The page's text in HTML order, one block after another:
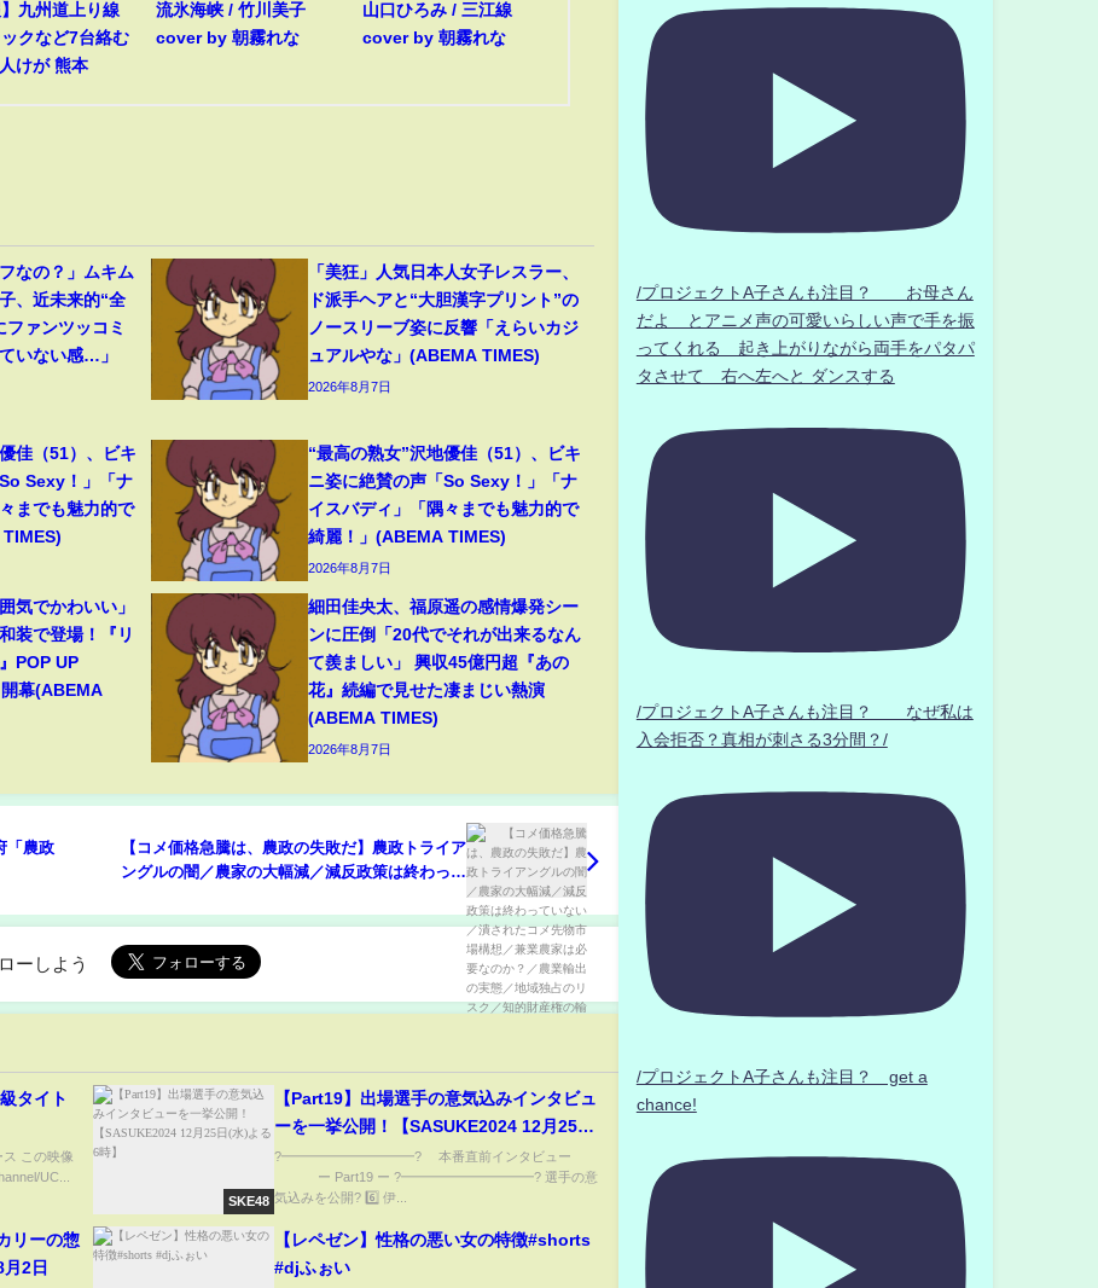
】九州道上り線
クなど7台絡む
けが 熊本
流氷海峡 / 竹川美子
cover by 朝霧れな
山口ひろみ / 三江線
cover by 朝霧れな
なの？」ムキム
、近未来的“全
ファンツッコミ
いない感…」
「美狂」人気日本人女子レスラー、
ド派手ヘアと“大胆漢字プリント”の
ノースリーブ姿に反響「えらいカジ
ュアルやな」(ABEMA TIMES)
2026年8月7日
佳（51）、ビキ
Sexy！」「ナ
までも魅力的で
“最高の熟女”沢地優佳（51）、ビキ
ニ姿に絶賛の声「So Sexy！」「ナ
イスバディ」「隅々までも魅力的で
綺麗！」(ABEMA TIMES)
2026年8月7日
気でかわいい」
装で登場！『リ
POP UP
幕(ABEMA
細田佳央太、福原遥の感情爆発シー
ンに圧倒「20代でそれが出来るなん
て羨ましい」 興収45億円超『あの
花』続編で見せた凄まじい熱演
(ABEMA TIMES)
2026年8月7日
「農政
【コメ価格急騰は、農政の失敗だ】農政トライア
ングルの闇／農家の大幅減／減反政策は終わって
ーしよう
タイト
この映像
UC...
SKE48
【Part19】出場選手の意気込みインタビュ
ーを一挙公開！【SASUKE2024 12月25日
(水)よる6時】
?━━━━━━━━━━? 本番直前インタビュー
ー Part19 ー ?━━━━━━━━━━? 選手の意
気込みを公開? 6️⃣ 伊...
リーの惣
2日
【レペゼン】性格の悪い女の特徴#shorts
#djふぉい
/プロジェクトA子さんも注目？ お母さん
だよ とアニメ声の可愛いらしい声で手を振
ってくれる 起き上がりながら両手をパタパ
タさせて 右へ左へと ダンスする
/プロジェクトA子さんも注目？ なぜ私は
入会拒否？真相が刺さる3分間？/
/プロジェクトA子さんも注目？ get a
chance!